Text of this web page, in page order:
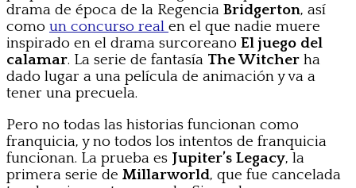
drama de época de la Regencia Bridgerton, así
como un concurso real en el que nadie muere
inspirado en el drama surcoreano El juego del
calamar. La serie de fantasía The Witcher ha
dado lugar a una película de animación y va a
tener una precuela.
Pero no todas las historias funcionan como
franquicia, y no todos los intentos de franquicia
funcionan. La prueba es Jupiter’s Legacy, la
primera serie de Millarworld, que fue cancelada